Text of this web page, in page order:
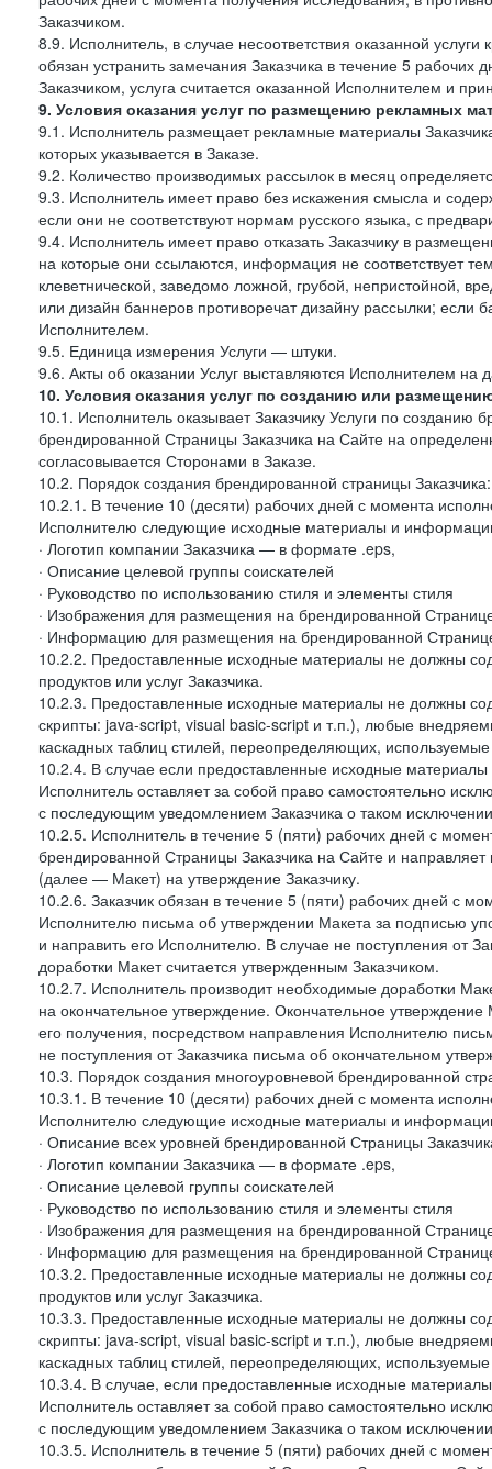
Заказчиком.
8.9. Исполнитель, в случае несоответствия оказанной
обязан устранить замечания Заказчика в течение 5 рабочих
Заказчиком, услуга считается оказанной Исполнителем и
9. Условия оказания услуг по размещению рекламных
9.1. Исполнитель размещает рекламные материалы
которых указывается в Заказе.
9.2. Количество производимых рассылок в месяц
9.3. Исполнитель имеет право без искажения смысла и
если они не соответствуют нормам русского языка, с
9.4. Исполнитель имеет право отказать Заказчику в
на которые они ссылаются, информация не соответствует
клеветнической, заведомо ложной, грубой, непристойной,
или дизайн баннеров противоречат дизайну рассылки;
Исполнителем.
9.5. Единица измерения Услуги — штуки.
9.6. Акты об оказании Услуг выставляются Исполнителем на
10. Условия оказания услуг по созданию или
10.1. Исполнитель оказывает Заказчику Услуги по
брендированной Страницы Заказчика на Сайте на
согласовывается Сторонами в Заказе.
10.2. Порядок создания брендированной страницы Заказчика:
10.2.1. В течение 10 (десяти) рабочих дней с момента
Исполнителю следующие исходные материалы и
· Логотип компании Заказчика — в формате .eps,
· Описание целевой группы соискателей
· Руководство по использованию стиля и элементы стиля
· Изображения для размещения на брендированной
· Информацию для размещения на брендированной
10.2.2. Предоставленные исходные материалы не должны
продуктов или услуг Заказчика.
10.2.3. Предоставленные исходные материалы не должны
скрипты: java-script, visual basic-script и т.п.), любые
каскадных таблиц стилей, переопределяющих,
10.2.4. В случае если предоставленные исходные
Исполнитель оставляет за собой право самостоятельно
с последующим уведомлением Заказчика о таком
10.2.5. Исполнитель в течение 5 (пяти) рабочих дней с
брендированной Страницы Заказчика на Сайте и
(далее — Макет) на утверждение Заказчику.
10.2.6. Заказчик обязан в течение 5 (пяти) рабочих дней с
Исполнителю письма об утверждении Макета за подписью
и направить его Исполнителю. В случае не поступления от
доработки Макет считается утвержденным Заказчиком.
10.2.7. Исполнитель производит необходимые доработки
на окончательное утверждение. Окончательное
его получения, посредством направления Исполнителю
не поступления от Заказчика письма об окончательном
10.3. Порядок создания многоуровневой брендированной
10.3.1. В течение 10 (десяти) рабочих дней с момента
Исполнителю следующие исходные материалы и
· Описание всех уровней брендированной Страницы
· Логотип компании Заказчика — в формате .eps,
· Описание целевой группы соискателей
· Руководство по использованию стиля и элементы стиля
· Изображения для размещения на брендированной
· Информацию для размещения на брендированной
10.3.2. Предоставленные исходные материалы не должны
продуктов или услуг Заказчика.
10.3.3. Предоставленные исходные материалы не должны
скрипты: java-script, visual basic-script и т.п.), любые
каскадных таблиц стилей, переопределяющих,
10.3.4. В случае, если предоставленные исходные
Исполнитель оставляет за собой право самостоятельно
с последующим уведомлением Заказчика о таком
10.3.5. Исполнитель в течение 5 (пяти) рабочих дней с